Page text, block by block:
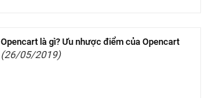
Opencart là gì? Ưu nhược điểm của Opencart
(26/05/2019)